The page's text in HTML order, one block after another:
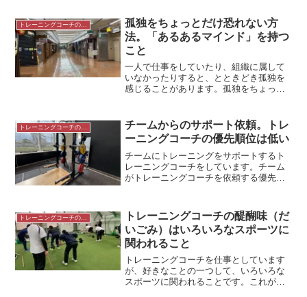
トレーニングコーチの生き方
孤独をちょっとだけ恐れない方
法。「あるあるマインド」を持つ
こと
一人で仕事をしていたり、組織に属して
いなかったりすると、とときどき孤独を
感じることがあります。孤独をちょっと
新橋のビルの地下街にて寂しく感じるこ
と、孤独を感じること一人...
チームからのサポート依頼。トレ
ーニングコーチの優先順位は低い
チームにトレーニングをサポートするト
レーニングコーチをしています。チーム
がトレーニングコーチを依頼する優先順
を依頼するとしたらあるチームが、優勝
を目指すためにチームの強...
トレーニングコーチの醍醐味（だ
いごみ）はいろいろなスポーツに
関われること
トレーニングコーチを仕事としています
が、好きなことの一つして、いろいろな
スポーツに関われることです。これが醍